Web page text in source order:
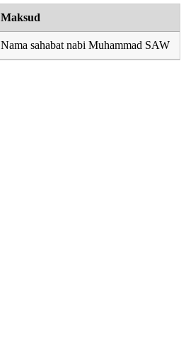
Maksud
Nama sahabat nabi Muhammad SAW